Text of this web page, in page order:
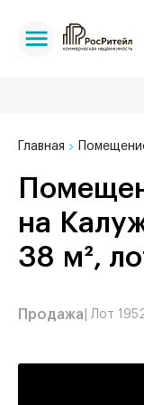
Главная
Помещение
на
38 м²,
Продажа | Лот